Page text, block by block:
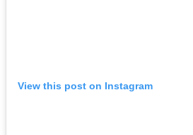
View this post on Instagram